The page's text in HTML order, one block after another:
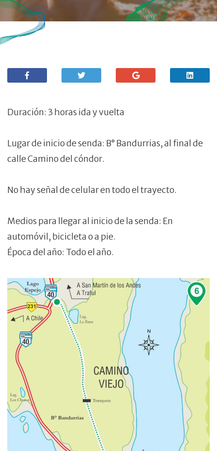
Duración: 3 horas ida y vuelta
Lugar de inicio de senda: B° Bandurrias, al final de
calle Camino del cóndor.
No hay señal de celular en todo el trayecto.
Medios para llegar al inicio de la senda: En
automóvil, bicicleta o a pie.
Época del año: Todo el año.